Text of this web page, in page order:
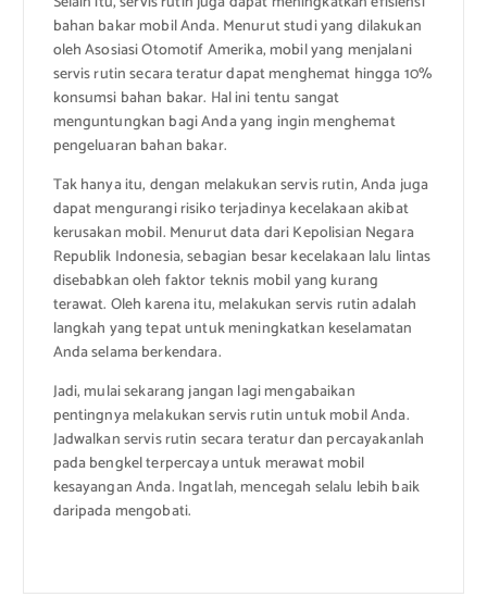
bahan bakar mobil Anda. Menurut studi yang dilakukan
oleh Asosiasi Otomotif Amerika, mobil yang menjalani
servis rutin secara teratur dapat menghemat hingga 10%
konsumsi bahan bakar. Hal ini tentu sangat
menguntungkan bagi Anda yang ingin menghemat
pengeluaran bahan bakar.
Tak hanya itu, dengan melakukan servis rutin, Anda juga
dapat mengurangi risiko terjadinya kecelakaan akibat
kerusakan mobil. Menurut data dari Kepolisian Negara
Republik Indonesia, sebagian besar kecelakaan lalu lintas
disebabkan oleh faktor teknis mobil yang kurang
terawat. Oleh karena itu, melakukan servis rutin adalah
langkah yang tepat untuk meningkatkan keselamatan
Anda selama berkendara.
Jadi, mulai sekarang jangan lagi mengabaikan
pentingnya melakukan servis rutin untuk mobil Anda.
Jadwalkan servis rutin secara teratur dan percayakanlah
pada bengkel terpercaya untuk merawat mobil
kesayangan Anda. Ingatlah, mencegah selalu lebih baik
daripada mengobati.